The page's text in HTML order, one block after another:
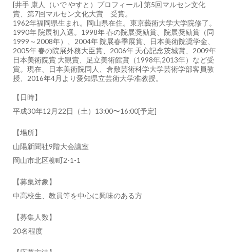
[井手 康人（いで やすと）プロフィール] 第5回マルセン文化
賞、第7回マルセン文化大賞 受賞。
1962年福岡県生まれ。岡山県在住。東京藝術大学大学院修了。
1990年 院展初入選。1998年 春の院展奨励賞、院展奨励賞（同
1999～2008年）、2004年 院展春季展賞、日本美術院奨学金、
2005年 春の院展外務大臣賞、2006年 天心記念茨城賞、2009年
日本美術院賞 大観賞、足立美術館賞（1998年,2013年）など受
賞。現在、日本美術院同人、倉敷芸術科学大学芸術学部客員教
授、2016年4月より愛知県立芸術大学准教授。
【日時】
平成30年12月22日（土）13:00〜16:00[予定]
【場所】
山陽新聞社9階大会議室
岡山市北区柳町2-1-1
【募集対象】
中高校生、教員等を中心に興味のある方
【募集人数】
20名程度